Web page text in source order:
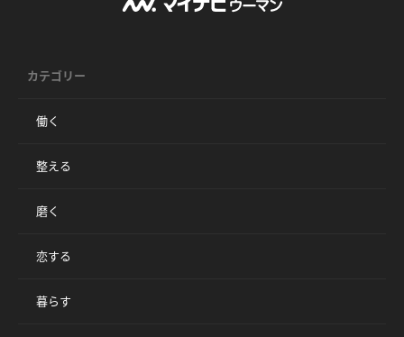
カテゴリー
働く
整える
磨く
恋する
暮らす